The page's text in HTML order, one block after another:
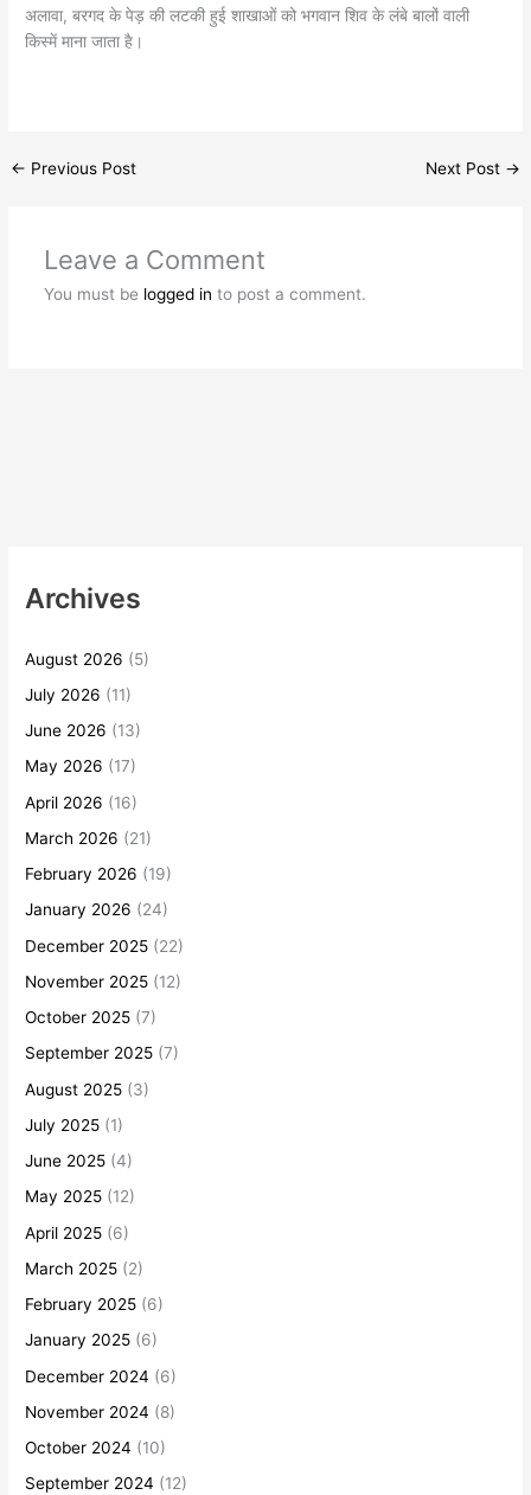
अलावा, बरगद के पेड़ की लटकी हुई शाखाओं को भगवान शिव के लंबे बालों वाली
किस्में माना जाता है।
← Previous Post Next Post →
Leave a Comment
You must be logged in to post a comment.
Archives
August 2026 (5)
July 2026 (11)
June 2026 (13)
May 2026 (17)
April 2026 (16)
March 2026 (21)
February 2026 (19)
January 2026 (24)
December 2025 (22)
November 2025 (12)
October 2025 (7)
September 2025 (7)
August 2025 (3)
July 2025 (1)
June 2025 (4)
May 2025 (12)
April 2025 (6)
March 2025 (2)
February 2025 (6)
January 2025 (6)
December 2024 (6)
November 2024 (8)
October 2024 (10)
September 2024 (12)